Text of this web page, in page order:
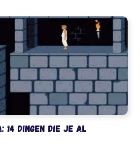
14 dingen die je al